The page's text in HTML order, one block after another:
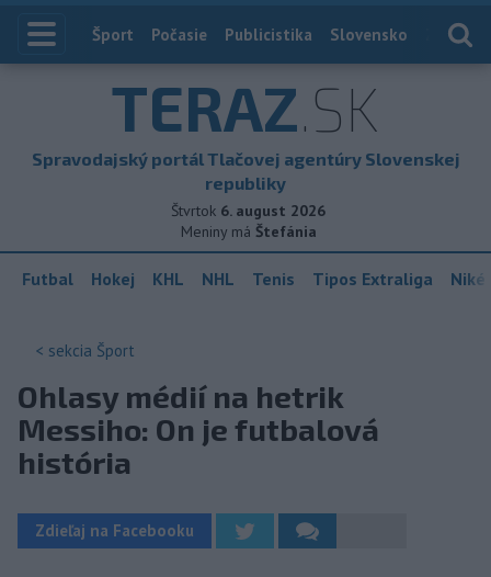
Index
Šport Počasie Publicistika Slovensko
TERAZ.SK
Spravodajský portál Tlačovej agentúry Slovenskej
republiky
Štvrtok 6. august 2026
Meniny má Štefánia
Futbal Hokej KHL NHL Tenis Tipos Extraliga
< sekcia Šport
Ohlasy médií na hetrik
Messiho: On je futbalová
história
Zdieľaj na Facebooku